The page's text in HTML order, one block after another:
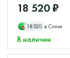
18 520 ₽
18520 в Сплит
В наличии